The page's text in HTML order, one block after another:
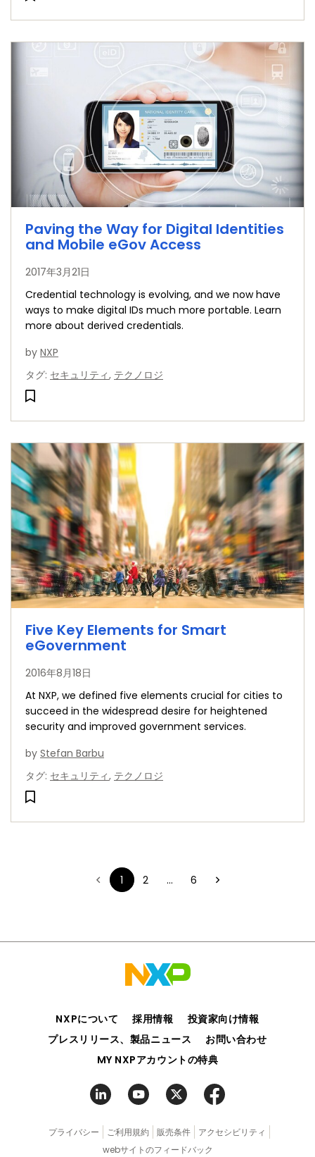
Paving the Way for Digital Identities
and Mobile eGov Access
2017年3月21日
Credential technology is evolving, and we now have
ways to make digital IDs much more portable. Learn
more about derived credentials.
by NXP
タグ: セキュリティ, テクノロジ
Five Key Elements for Smart
eGovernment
2016年8月18日
At NXP, we defined five elements crucial for cities to
succeed in the widespread desire for heightened
security and improved government services.
by Stefan Barbu
タグ: セキュリティ, テクノロジ
1 2 ... 6
NXPについて 採用情報
投資家向け情報
プレスリリース、製品ニュース
お問い合わせ
MY NXPアカウントの特典
プライバシー ご利用規約 販売条件
アクセシビリティ
webサイトのフィードバック